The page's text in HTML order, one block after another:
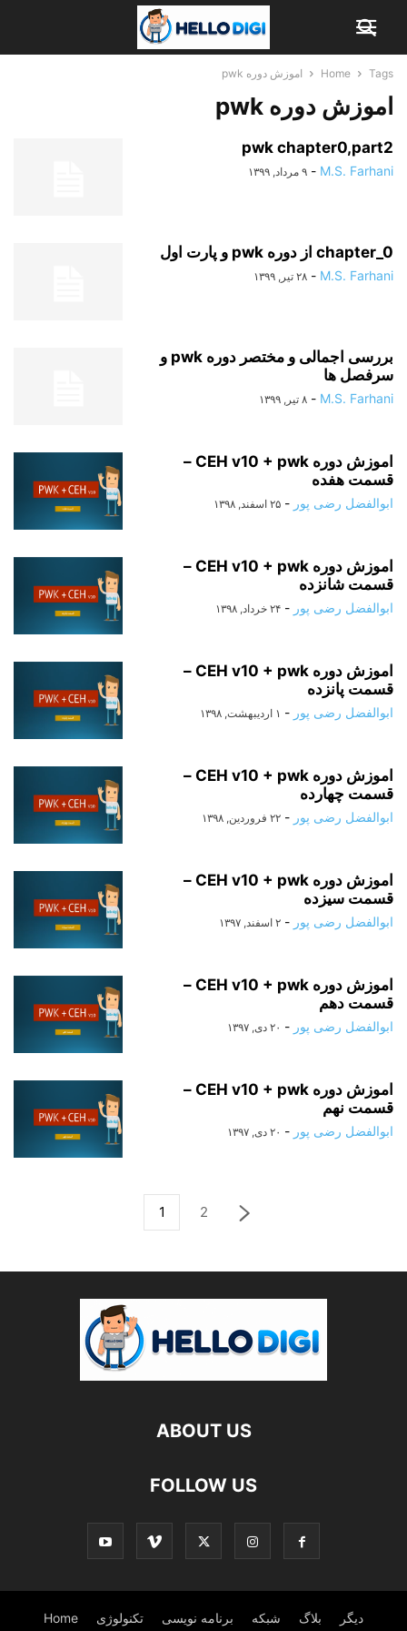
Home Tags اموزش دوره pwk
اموزش دوره pwk
pwk chapter0,part2
M.S. Farhani
- ۹ مرداد, ۱۳۹۹
chapter_0 از دوره pwk و پارت اول
M.S. Farhani
- ۲۸ تیر, ۱۳۹۹
بررسی اجمالی و مختصر دوره pwk و
سرفصل ها
M.S. Farhani
- ۸ تیر, ۱۳۹۹
اموزش دوره CEH v10 + pwk –
قسمت هفده
ابوالفضل رضی پور - ۲۵ اسفند, ۱۳۹۸
اموزش دوره CEH v10 + pwk –
قسمت شانزده
ابوالفضل رضی پور - ۲۴ خرداد, ۱۳۹۸
اموزش دوره CEH v10 + pwk –
قسمت پانزده
ابوالفضل رضی پور - ۱ اردیبهشت, ۱۳۹۸
اموزش دوره CEH v10 + pwk –
قسمت چهارده
ابوالفضل رضی پور - ۲۲ فروردین, ۱۳۹۸
اموزش دوره CEH v10 + pwk –
قسمت سیزده
ابوالفضل رضی پور - ۲ اسفند, ۱۳۹۷
اموزش دوره CEH v10 + pwk –
قسمت دهم
ابوالفضل رضی پور - ۲۰ دی, ۱۳۹۷
اموزش دوره CEH v10 + pwk –
قسمت نهم
ابوالفضل رضی پور - ۲۰ دی, ۱۳۹۷
1 2
ABOUT US
FOLLOW US
دیگر بلاگ شبکه برنامه نویسی تکنولوژی Home